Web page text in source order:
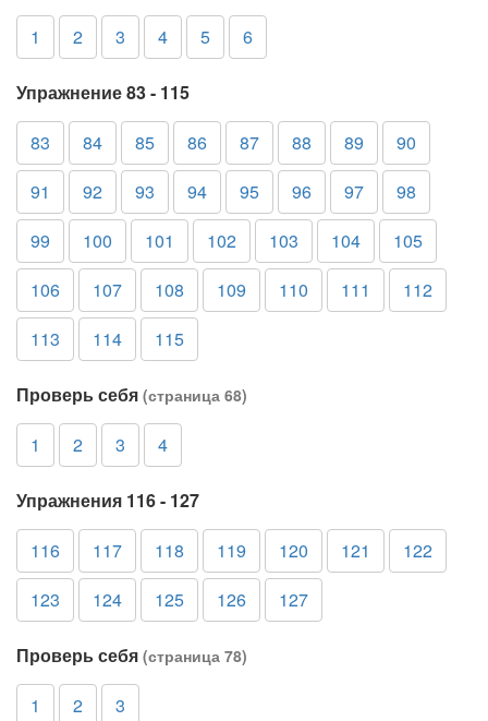
1 2 3 4 5 6
Упражнение 83 - 115
83
84 85 86 87 88 89
90
91
92 93 94 95 96 97
98
99
100 101 102 103 104
105
106
107 108 109 110 111
112
113
114 115
Проверь себя (страница 68)
1 2 3 4
Упражнения 116 - 127
116
117 118 119 120 121
122
123
124 125 126 127
Проверь себя (страница 78)
1 2 3